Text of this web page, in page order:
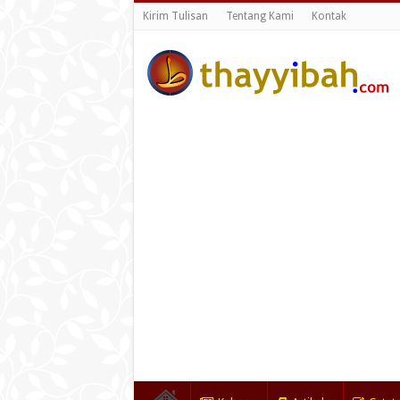
Kirim Tulisan Tentang Kami Kontak